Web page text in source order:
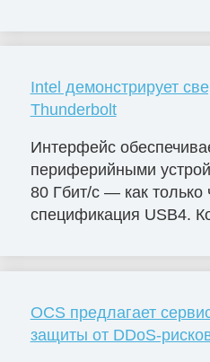
Intel демонстрирует
Thunderbolt
Интерфейс
периферийными
80 Гбит/с — как только
спецификация USB4.
OCS предлагает
защиты от DDoS-